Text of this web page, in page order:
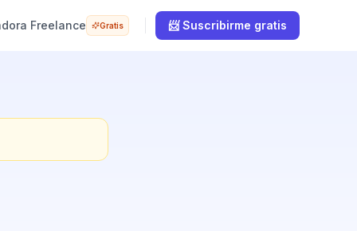
Freelance Gratis 📨 Suscribirme gratis